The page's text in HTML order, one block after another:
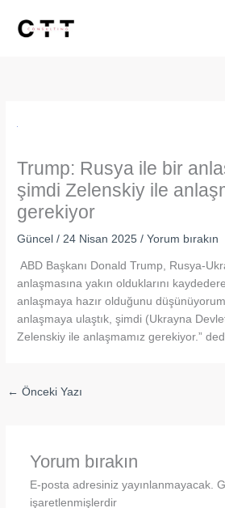
Trump: Rusya ile bir
şimdi Zelenskiy ile
gerekiyor
Güncel / 24 Nisan 2025/Yorum bırakın
ABD Başkanı Donald Trump, Rusya-
anlaşmasına yakın olduklarını
anlaşmaya hazır olduğunu
anlaşmaya ulaştık, şimdi (Ukrayna
Zelenskiy ile anlaşmamız gerekiyor.”
← Önceki Yazı
Yorum bırakın
E-posta adresiniz yayınlanmayacak.
işaretlenmişlerdir